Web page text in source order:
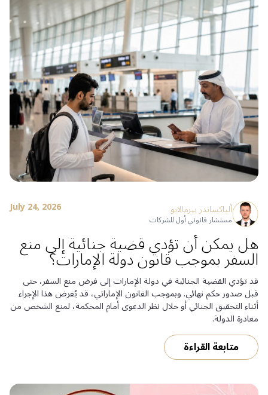
ألياكساندر ييرمالايو
مستشار قانوني أول للشركات
July 24, 2026
هل يمكن أن تؤدي قضية جنائية إلى منع
السفر بموجب قانون دولة الإمارات؟
قد تؤدي القضية الجنائية في دولة الإمارات إلى فرض منع السفر، حتى
قبل صدور حكم نهائي. وبموجب القانون الإماراتي، قد يُفرض هذا الإجراء
أثناء التحقيق الجنائي أو خلال نظر الدعوى أمام المحكمة، لمنع الشخص من
مغادرة الدولة.
متابعة القراءة